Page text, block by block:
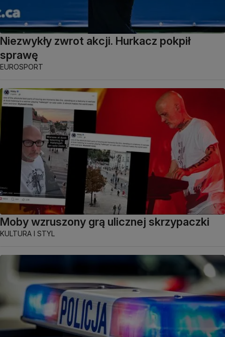
Niezwykły zwrot akcji. Hurkacz pokpił
sprawę
EUROSPORT
Moby wzruszony grą ulicznej skrzypaczki
KULTURA I STYL